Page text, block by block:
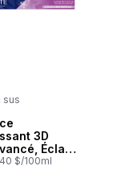
sus
3D
Éclat
$/100ml